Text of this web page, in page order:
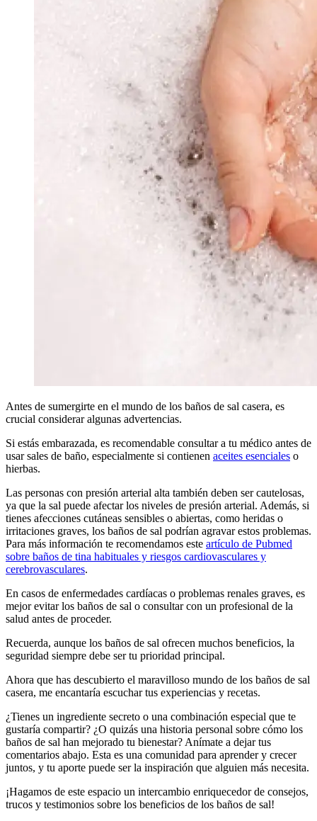
Antes de sumergirte en el mundo de los baños de sal casera, es
crucial considerar algunas advertencias.
Si estás embarazada, es recomendable consultar a tu médico antes de
usar sales de baño, especialmente si contienen aceites esenciales o
hierbas.
Las personas con presión arterial alta también deben ser cautelosas,
ya que la sal puede afectar los niveles de presión arterial. Además, si
tienes afecciones cutáneas sensibles o abiertas, como heridas o
irritaciones graves, los baños de sal podrían agravar estos problemas.
Para más información te recomendamos este artículo de Pubmed
sobre baños de tina habituales y riesgos cardiovasculares y
cerebrovasculares.
En casos de enfermedades cardíacas o problemas renales graves, es
mejor evitar los baños de sal o consultar con un profesional de la
salud antes de proceder.
Recuerda, aunque los baños de sal ofrecen muchos beneficios, la
seguridad siempre debe ser tu prioridad principal.
Ahora que has descubierto el maravilloso mundo de los baños de sal
casera, me encantaría escuchar tus experiencias y recetas.
¿Tienes un ingrediente secreto o una combinación especial que te
gustaría compartir? ¿O quizás una historia personal sobre cómo los
baños de sal han mejorado tu bienestar? Anímate a dejar tus
comentarios abajo. Esta es una comunidad para aprender y crecer
juntos, y tu aporte puede ser la inspiración que alguien más necesita.
¡Hagamos de este espacio un intercambio enriquecedor de consejos,
trucos y testimonios sobre los beneficios de los baños de sal!